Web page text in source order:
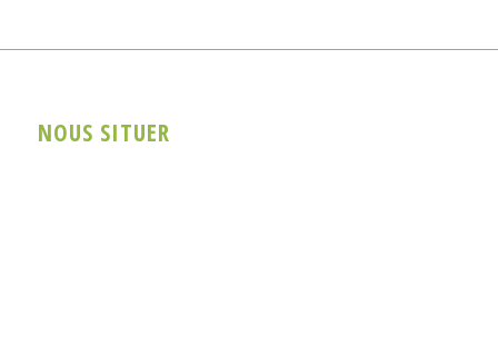
NOUS SITUER